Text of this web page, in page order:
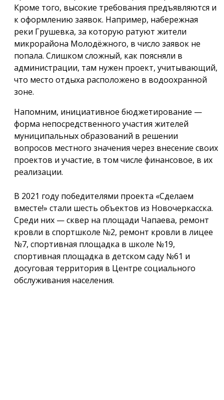
Кроме того, высокие требования предъявляются и
к оформлению заявок. Например, набережная
реки Грушевка, за которую ратуют жители
микрорайона Молодёжного, в число заявок не
попала. Слишком сложный, как поясняли в
администрации, там нужен проект, учитывающий,
что место отдыха расположено в водоохранной
зоне.
Напомним, инициативное бюджетирование —
форма непосредственного участия жителей
муниципальных образований в решении
вопросов местного значения через внесение своих
проектов и участие, в том числе финансовое, в их
реализации.
В 2021 году победителями проекта «Сделаем
вместе!» стали шесть объектов из Новочеркасска.
Среди них — сквер на площади Чапаева, ремонт
кровли в спортшколе №2, ремонт кровли в лицее
№7, спортивная площадка в школе №19,
спортивная площадка в детском саду №61 и
досуговая территория в Центре социального
обслуживания населения.